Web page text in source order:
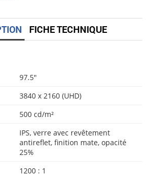
FICHE TECHNIQUE
97.5″
3840 x 2160 (UHD)
500 cd/m²
IPS, verre avec revêtement
antireflet, finition mate, opacité
25%
1200 : 1